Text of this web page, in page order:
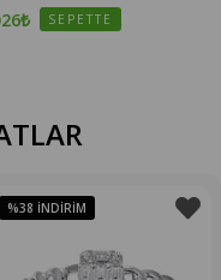
SEPETTE
%38 İNDIRIM